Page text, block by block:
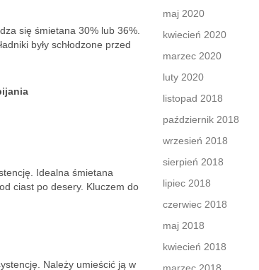
się śmietana 30% lub 36%.
były schłodzone przed
Idealna śmietana
ciast po desery. Kluczem do
Należy umieścić ją w
maj 2020
kwiecień 2020
marzec 2020
luty 2020
listopad 2018
październik 2018
wrzesień 2018
sierpień 2018
lipiec 2018
czerwiec 2018
maj 2018
kwiecień 2018